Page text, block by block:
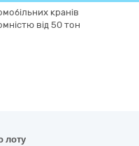
кранів
від 50 тон
лоту